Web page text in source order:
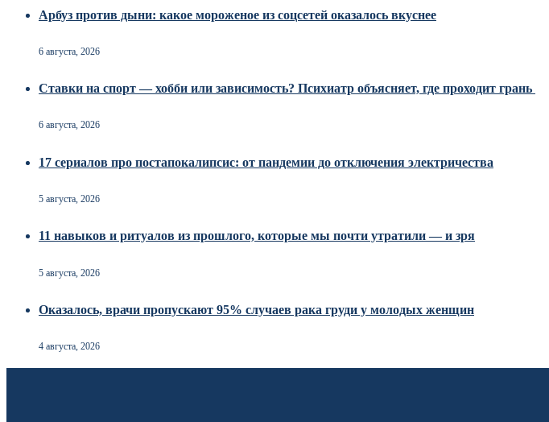
Арбуз против дыни: какое мороженое из соцсетей оказалось вкуснее
6 августа, 2026
Ставки на спорт — хобби или зависимость? Психиатр объясняет, где проходит грань
6 августа, 2026
17 сериалов про постапокалипсис: от пандемии до отключения электричества
5 августа, 2026
11 навыков и ритуалов из прошлого, которые мы почти утратили — и зря
5 августа, 2026
Оказалось, врачи пропускают 95% случаев рака груди у молодых женщин
4 августа, 2026